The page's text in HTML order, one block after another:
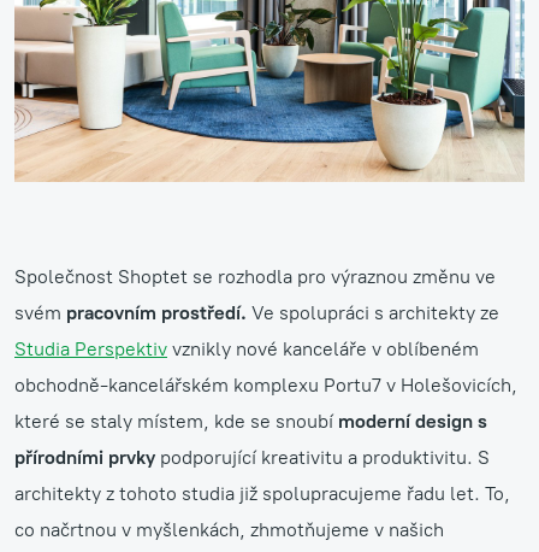
Společnost Shoptet se rozhodla pro výraznou změnu ve
svém pracovním prostředí. Ve spolupráci s architekty ze
Studia Perspektiv vznikly nové kanceláře v oblíbeném
obchodně-kancelářském komplexu Portu7 v Holešovicích,
které se staly místem, kde se snoubí moderní design s
přírodními prvky podporující kreativitu a produktivitu. S
architekty z tohoto studia již spolupracujeme řadu let. To,
co načrtnou v myšlenkách, zhmotňujeme v našich